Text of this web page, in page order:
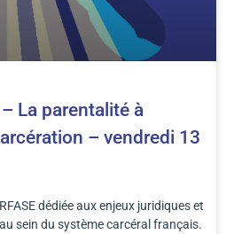
La parentalité à
– vendredi 13
dédiée aux enjeux juridiques et
sein du système carcéral français.